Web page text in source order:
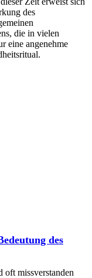
des
die in vielen
eine angenehme
des
oft missverstanden